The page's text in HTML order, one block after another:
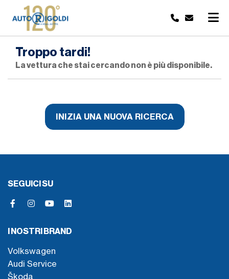
Troppo tardi!
La vettura che stai cercando non è più disponibile.
INIZIA UNA NUOVA RICERCA
SEGUICI SU
I NOSTRI BRAND
Volkswagen
Audi Service
Škoda